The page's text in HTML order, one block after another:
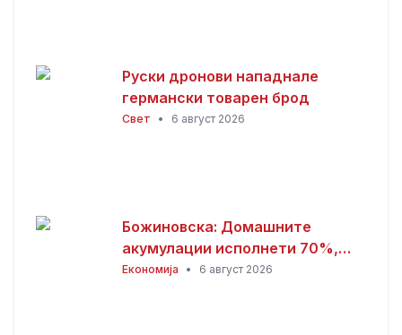
Руски дронови нападнале
германски товарен брод
Свет • 6 август 2026
Божиновска: Домашните
акумулации исполнети 70%,
обезбедена стабилност на
Економија • 6 август 2026